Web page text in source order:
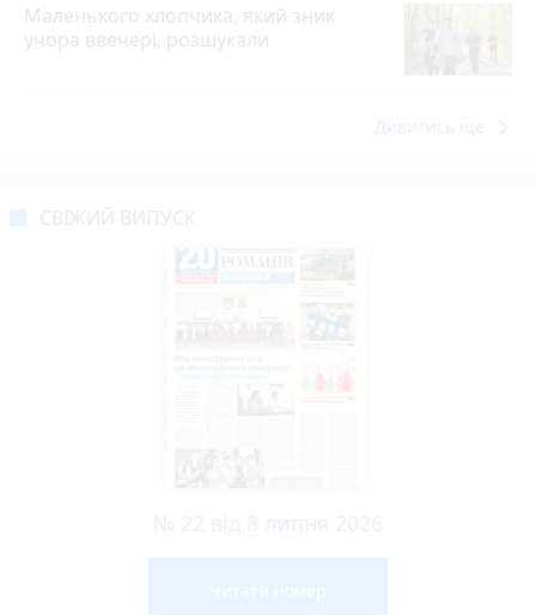
Маленького хлопчика, який зник
учора ввечері, розшукали